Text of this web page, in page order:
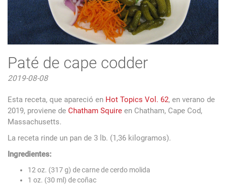
Paté de cape codder
2019-08-08
Esta receta, que apareció en Hot Topics Vol. 62, en verano de
2019, proviene de Chatham Squire en Chatham, Cape Cod,
Massachusetts.
La receta rinde un pan de 3 lb. (1,36 kilogramos).
Ingredientes:
12 oz. (317 g) de carne de cerdo molida
1 oz. (30 ml) de coñac